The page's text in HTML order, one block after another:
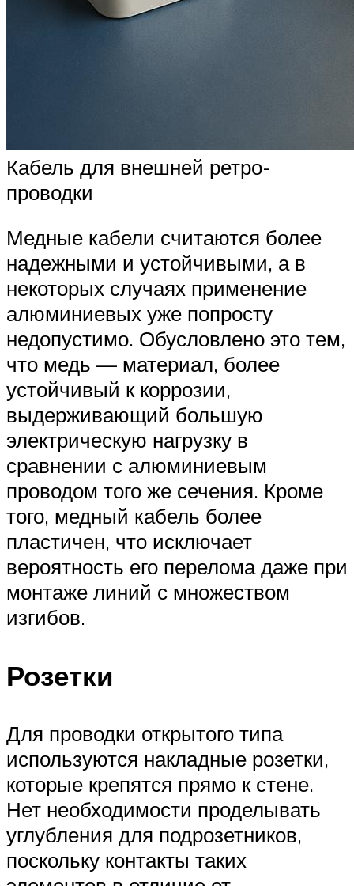
Кабель для внешней ретро-
проводки
Медные кабели считаются более
надежными и устойчивыми, а в
некоторых случаях применение
алюминиевых уже попросту
недопустимо. Обусловлено это тем,
что медь — материал, более
устойчивый к коррозии,
выдерживающий большую
электрическую нагрузку в
сравнении с алюминиевым
проводом того же сечения. Кроме
того, медный кабель более
пластичен, что исключает
вероятность его перелома даже при
монтаже линий с множеством
изгибов.
Розетки
Для проводки открытого типа
используются накладные розетки,
которые крепятся прямо к стене.
Нет необходимости проделывать
углубления для подрозетников,
поскольку контакты таких